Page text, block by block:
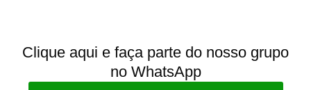
Clique aqui e faça parte do nosso grupo
no WhatsApp